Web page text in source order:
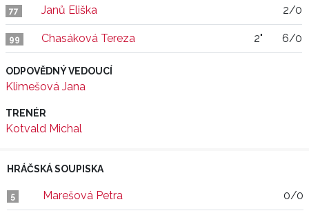
77 Janů Eliška 2/0
99 Chasáková Tereza 2" 6/0
ODPOVĚDNÝ VEDOUCÍ
Klimešová Jana
TRENÉR
Kotvald Michal
HRÁČSKÁ SOUPISKA
5 Marešová Petra 0/0